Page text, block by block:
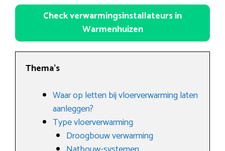
Check verwarmingsinstallateurs in
Warmenhuizen
Thema’s
Waar op letten bij vloerverwarming laten
aanleggen?
Type vloerverwarming
Droogbouw verwarming